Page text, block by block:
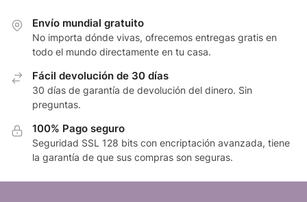
Envío mundial gratuito
No importa dónde vivas, ofrecemos entregas gratis en
todo el mundo directamente en tu casa.
Fácil devolución de 30 días
30 días de garantía de devolución del dinero. Sin
preguntas.
100% Pago seguro
Seguridad SSL 128 bits con encriptación avanzada, tiene
la garantía de que sus compras son seguras.